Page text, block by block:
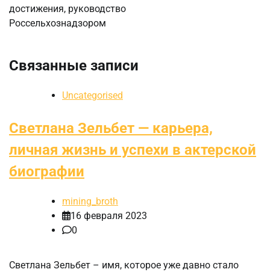
достижения, руководство
Россельхознадзором
Связанные записи
Uncategorised
Светлана Зельбет — карьера,
личная жизнь и успехи в актерской
биографии
mining_broth
16 февраля 2023
0
Светлана Зельбет – имя, которое уже давно стало